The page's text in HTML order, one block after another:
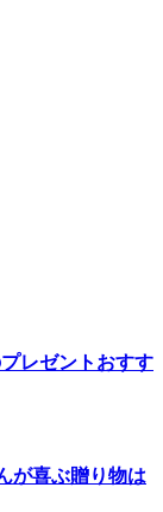
レゼントおすす
が喜ぶ贈り物は